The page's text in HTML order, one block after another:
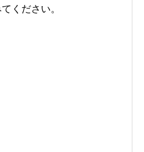
ください。